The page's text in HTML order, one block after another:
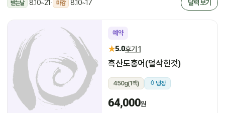
받는날 8.10~21 · 마감 8.10~17 달력 보기
예약
★5.0후기 1
흑산도홍어(덜삭힌것)
450g(1팩) 냉장
64,000원